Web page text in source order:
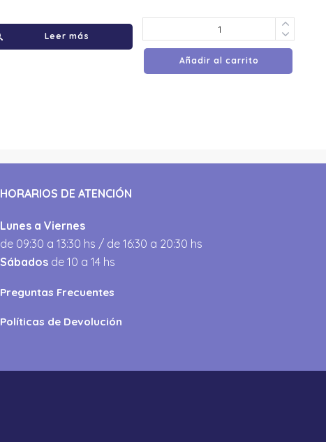
Leer más
Añadir al carrito
HORARIOS DE ATENCIÓN
Lunes a Viernes
de 09:30 a 13:30 hs / de 16:30 a 20:30 hs
Sábados de 10 a 14 hs
Preguntas Frecuentes
Políticas de Devolución